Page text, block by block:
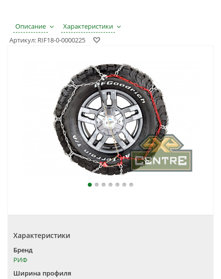
Описание
Характеристики
Артикул: RIF18-0-0000225
Характеристики
Бренд
РИФ
Ширина профиля